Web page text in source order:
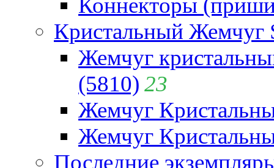
Кристальный Жемчуг
Жемчуг
(5810) 23
Жемчуг
Жемчуг
Последние